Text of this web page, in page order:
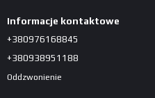
Informacje kontaktowe
+380976168845
+380938951188
Oddzwonienie